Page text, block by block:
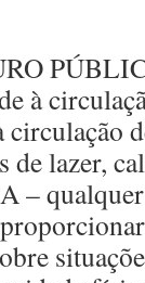
à
de lazer,
–